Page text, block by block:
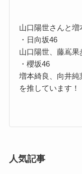
山口陽世さんと
・日向坂46
山口陽世、藤嶌果
・櫻坂46
増本綺良、向井純
を推しています！
人気記事